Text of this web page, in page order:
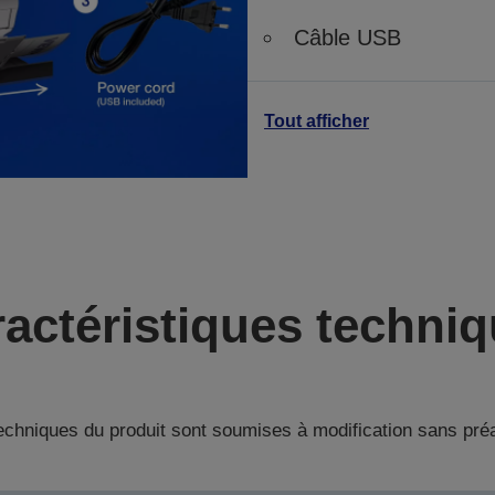
Câble USB
Tout afficher
du produit sont soumises à modification sans